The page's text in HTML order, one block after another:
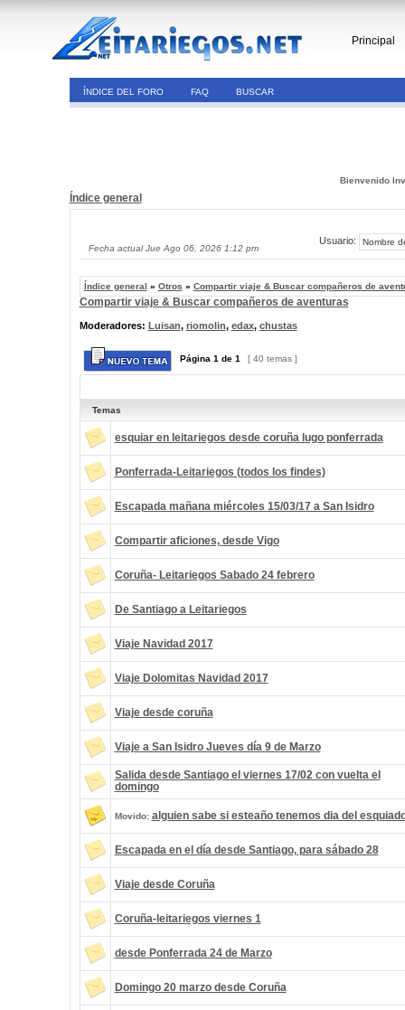
Principal
ÍNDICE DEL FORO FAQ BUSCAR
Bienvenido
Índice general
Fecha actual Jue Ago 06, 2026 1:12 pm
Usuario:
Índice general » Otros » Compartir viaje & Buscar compañeros de
Compartir viaje & Buscar compañeros de aventuras
Moderadores: Luisan, riomolin, edax, chustas
Página 1 de 1 [ 40 temas ]
Temas
esquiar en leitariegos desde coruña lugo ponferrada
Ponferrada-Leitariegos (todos los findes)
Escapada mañana miércoles 15/03/17 a San Isidro
Compartir aficiones, desde Vigo
Coruña- Leitariegos Sabado 24 febrero
De Santiago a Leitariegos
Viaje Navidad 2017
Viaje Dolomitas Navidad 2017
Viaje desde coruña
Viaje a San Isidro Jueves día 9 de Marzo
Salida desde Santiago el viernes 17/02 con vuelta el
domingo
Movido: alguien sabe si esteaño tenemos dia del
Escapada en el día desde Santiago, para sábado 28
Viaje desde Coruña
Coruña-leitariegos viernes 1
desde Ponferrada 24 de Marzo
Domingo 20 marzo desde Coruña